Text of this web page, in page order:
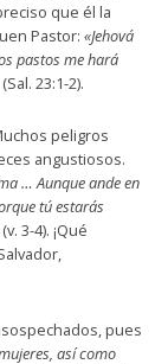
que él la
Pastor: «Jehová
pastos me hará
(Sal. 23:1-2).
peligros
angustiosos.
… Aunque ande en
tú estarás
(v. 3-4). ¡Qué
pues
así como